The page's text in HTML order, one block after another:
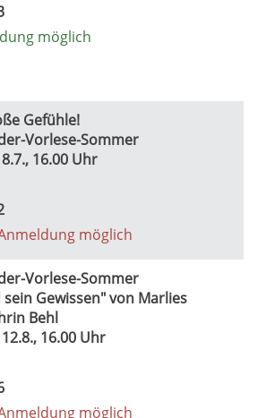
möglich
Gefühle!
Vorlese-Sommer
8.7., 16.00 Uhr
möglich
Vorlese-Sommer
Gewissen" von Marlies
Behl
12.8., 16.00 Uhr
möglich